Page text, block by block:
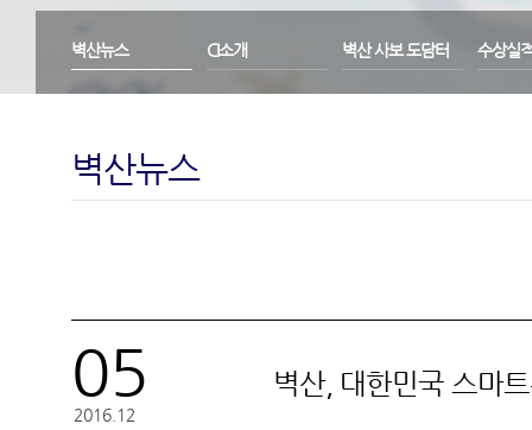
벽산
벽산뉴스 CI소개 벽산 사보 도담터 수상실
벽산뉴스
05
2016.12
벽산, 대한민국 스마